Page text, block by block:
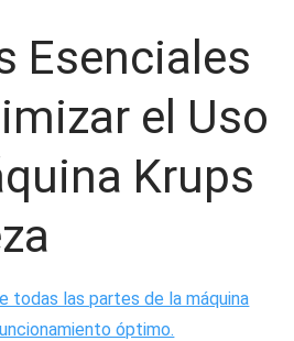
Esenciales
el Uso
Krups
todas las partes de la máquina
óptimo.